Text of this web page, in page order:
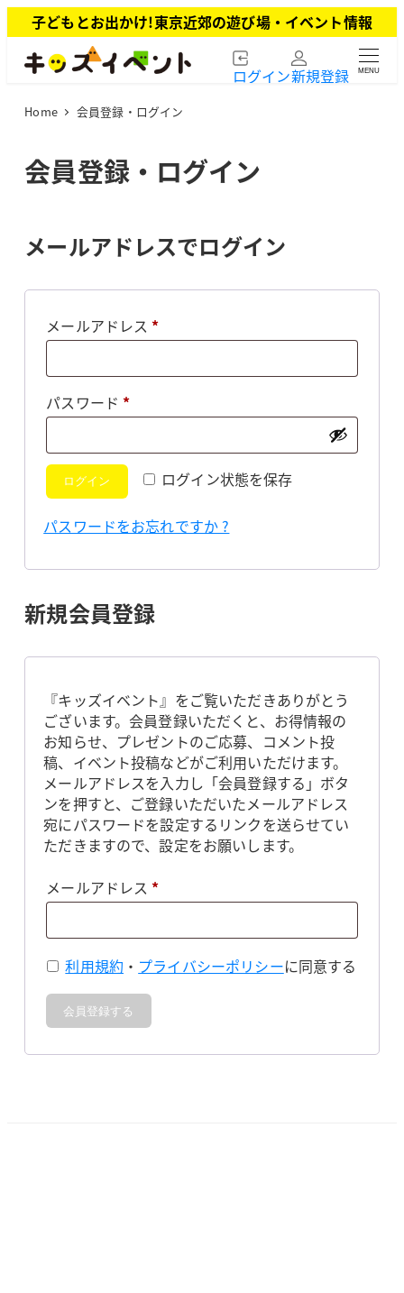
イ
子どもとお出かけ!東京近郊の遊び場・イベント情報
ログイン新規登録 MENU
Home 会員登録・ログイン
会員登録・ログイン
メールアドレスでログイン
メールアドレス *必
パスワード *必
ログイン状態を保存
ログイン
パスワードをお忘れですか ?
新規会員登録
『キッズイベント』をご覧いただきありがとう
ございます。会員登録いただくと、お得情報の
お知らせ、プレゼントのご応募、コメント投
稿、イベント投稿などがご利用いただけます。
メールアドレスを入力し「会員登録する」ボタ
ンを押すと、ご登録いただいたメールアドレス
宛にパスワードを設定するリンクを送らせてい
ただきますので、設定をお願いします。
メールアドレス *必
利用規約 ・ プライバシーポリシーに同意する
会員登録する